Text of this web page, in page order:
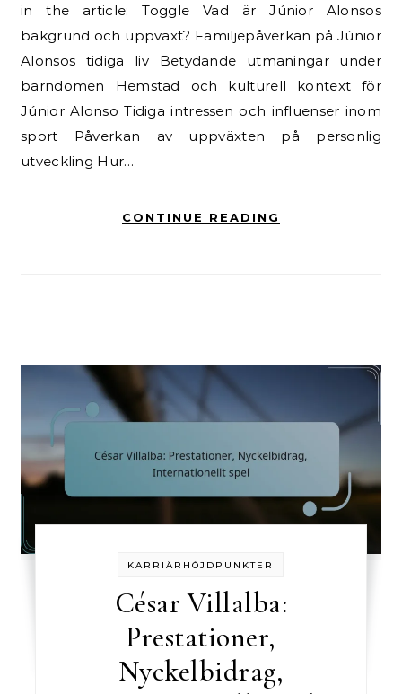
in the article: Toggle Vad är Júnior Alonsos
bakgrund och uppväxt? Familjepåverkan på Júnior
Alonsos tidiga liv Betydande utmaningar under
barndomen Hemstad och kulturell kontext för
Júnior Alonso Tidiga intressen och influenser inom
sport Påverkan av uppväxten på personlig
utveckling Hur…
CONTINUE READING
KARRIÄRHÖJDPUNKTER
César Villalba:
Prestationer,
Nyckelbidrag,